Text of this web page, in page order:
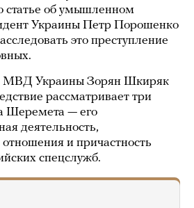
статье об умышленном
Украины Петр Порошенко
это преступление
МВД Украины Зорян Шкиряк
рассматривает три
Шеремета — его
деятельность,
и причастность
спецслужб.